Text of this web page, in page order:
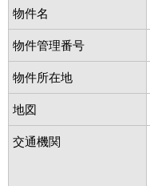
物件名
物件管理番号
物件所在地
地図
交通機関